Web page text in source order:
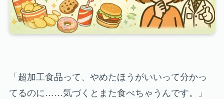
「超加工食品って、やめたほうがいいって分かっ
てるのに……気づくとまた食べちゃうんです。」